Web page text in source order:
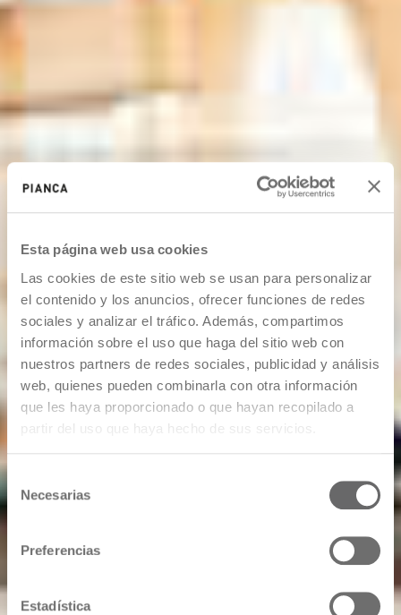
Esta página web usa cookies
Las cookies de este sitio web se usan para personalizar
el contenido y los anuncios, ofrecer funciones de redes
sociales y analizar el tráfico. Además, compartimos
información sobre el uso que haga del sitio web con
nuestros partners de redes sociales, publicidad y análisis
web, quienes pueden combinarla con otra información
que les haya proporcionado o que hayan recopilado a
partir del uso que haya hecho de sus servicios.
Selección
de
consentimiento
Necesarias
Preferencias
Estadística